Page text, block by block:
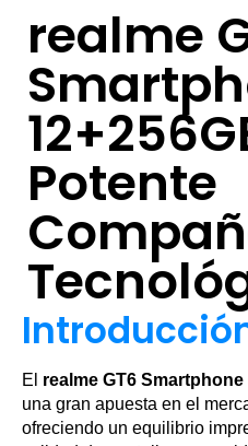
realme
Potente
El realme GT6 Smartphone
una gran apuesta en el
ofreciendo un equilibrio